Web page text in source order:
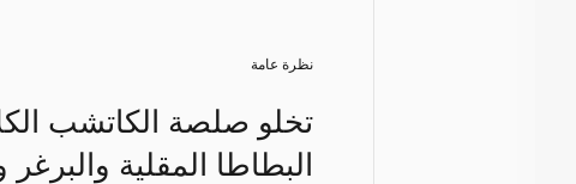
نظرة عامة
تخلو صلصة الكاتشب
البطاطا المقلية